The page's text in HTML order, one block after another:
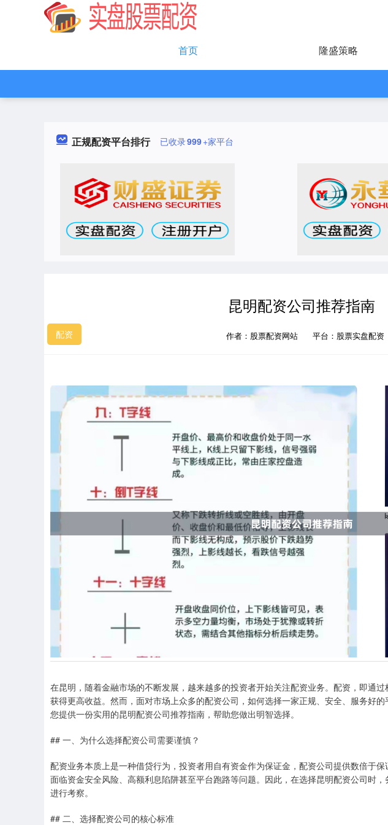
首页 隆盛策略
正规配资平台排行 已收录999+家平台
昆明配资公司推荐指南
配资 作者：股票配资网站 平台：股票实盘配资
在昆明，随着金融市场的不断发展，越来越多的投资者开始关注配资业务。配资，即通
获得更高收益。然而，面对市场上众多的配资公司，如何选择一家正规、安全、服务好
您提供一份实用的昆明配资公司推荐指南，帮助您做出明智选择。
## 一、为什么选择配资公司需要谨慎？
配资业务本质上是一种借贷行为，投资者用自有资金作为保证金，配资公司提供数倍于
面临资金安全风险、高额利息陷阱甚至平台跑路等问题。因此，在选择昆明配资公司时
进行考察。
## 二、选择配资公司的核心标准